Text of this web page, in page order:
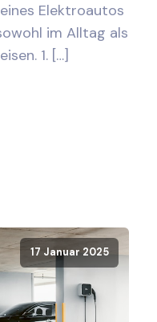
Elektroautos
im Alltag als
1. […]
17 Januar 2025